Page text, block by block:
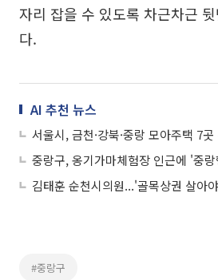
자리 잡을 수 있도록 차근차근
다.
AI 추천 뉴스
중랑구, 옹기가마체험장 인근에 '중
김태훈 순천시의원...'골목상권 살아
#중랑구